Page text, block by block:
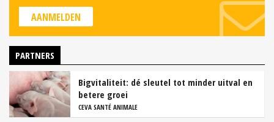
AANMELDEN
PARTNERS
Bigvitaliteit: dé sleutel tot minder uitval en
betere groei
CEVA SANTÉ ANIMALE